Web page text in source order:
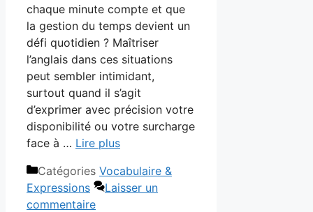
chaque minute compte et que
la gestion du temps devient un
défi quotidien ? Maîtriser
l’anglais dans ces situations
peut sembler intimidant,
surtout quand il s’agit
d’exprimer avec précision votre
disponibilité ou votre surcharge
face à … Lire plus
Catégories Vocabulaire &
Expressions
Laisser un
commentaire